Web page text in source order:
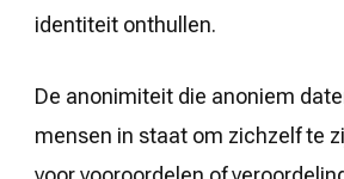
identiteit onthullen.
De anonimiteit die anoniem
mensen in staat om zichzelf te